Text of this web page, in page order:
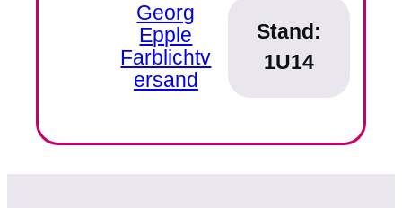
Georg
Epple
Farblichtv
ersand
Stand:
1U14